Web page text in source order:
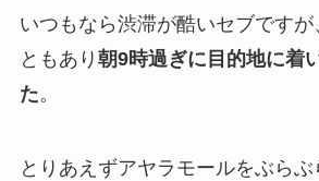
いつもなら渋滞が酷いセブですが
ともあり 朝9時過ぎに目的地に着
た。
とりあえずアヤラモールをぶら